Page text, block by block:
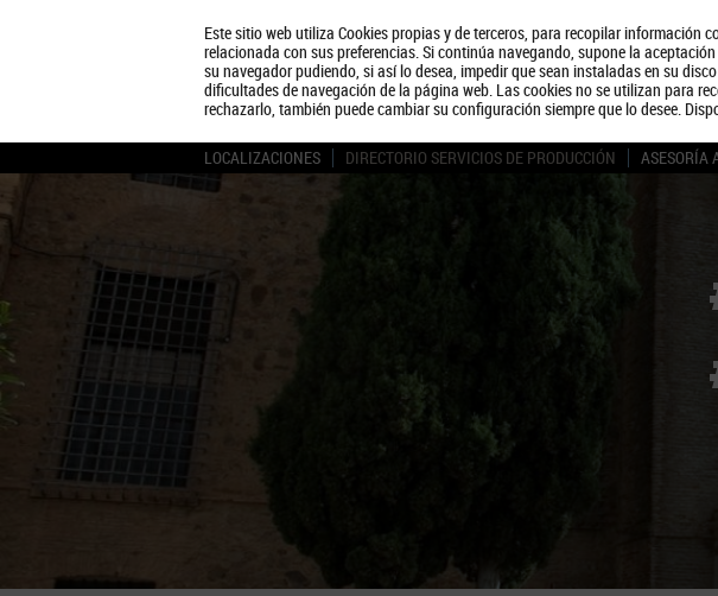
Este sitio web utiliza Cookies propias y de terceros, para recopilar información
relacionada con sus preferencias. Si continúa navegando, supone la
su navegador pudiendo, si así lo desea, impedir que sean instaladas en su
dificultades de navegación de la página web. Las cookies no se utilizan para
rechazarlo, también puede cambiar su configuración siempre que lo desee.
LOCALIZACIONES DIRECTORIO SERVICIOS DE PRODUCCIÓN ASESORÍA